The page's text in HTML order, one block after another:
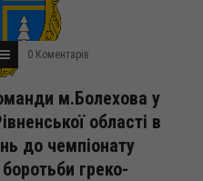
0 Коментарів
м.Болехова у
області в
до чемпіонату
греко-